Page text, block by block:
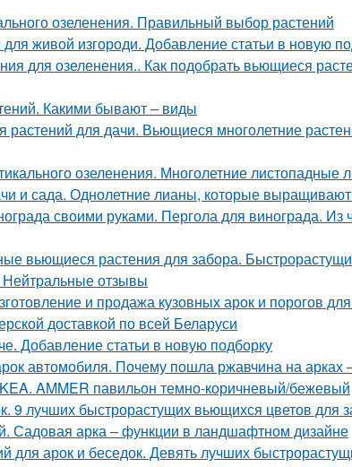
озеленения. Правильный выбор растений
живой изгороди. Добавление статьи в новую
для озеленения.. Как подобрать вьющиеся
Какими бывают – виды
для дачи. Вьющиеся многолетние
озеленения. Многолетние листопадные
и сада. Однолетние лианы, которые
своими руками. Пергола для винограда. Из
вьющиеся растения для забора.
отзывы
и продажа кузовных арок и порогов
доставкой по всей Беларуси
Добавление статьи в новую подборку
автомобиля. Почему пошла ржавчина на
AMMER павильон темно-коричневый/бежевый
9 лучших быстрорастущих вьющихся цветов для
Садовая арка – функции в ландшафтном дизайне
для арок и беседок. Девять лучших